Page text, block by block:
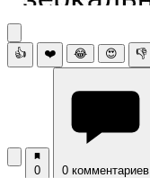
👍 ❤️ 😂 😍 👎
0 0 комментариев